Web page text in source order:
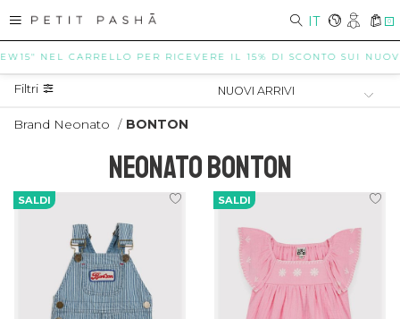
IT 0
NEL CARRELLO PER RICEVERE IL 15% DI SCONTO SUI
Filtri
Brand Neonato / BONTON
NEONATO BONTON
SALDI SALDI